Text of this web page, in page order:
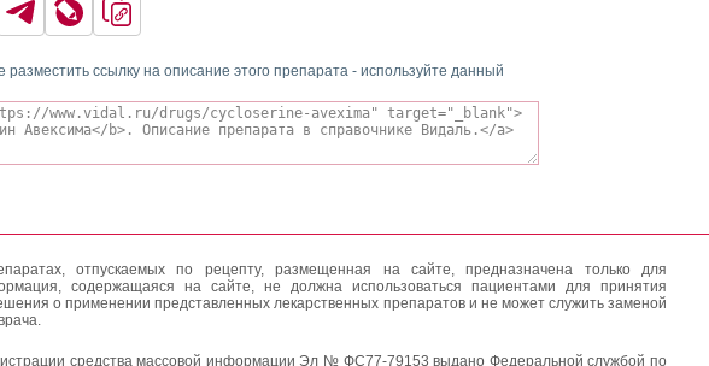
разместить ссылку на описание этого препарата - используйте данный
отпускаемых по рецепту, размещенная на сайте, предназначена только для
содержащаяся на сайте, не должна использоваться пациентами для принятия
о применении представленных лекарственных препаратов и не может служить заменой
средства массовой информации Эл № ФС77-79153 выдано Федеральной службой по